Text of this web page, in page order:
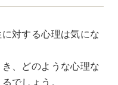
対する心理は気にな
、どのような心理な
でしょう。